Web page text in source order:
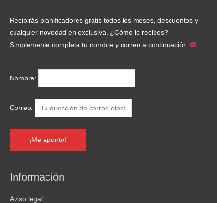
Recibirás planificadores gratis todos los meses, descuentos y
cualquier novedad en exclusiva. ¿Cómo lo recibes?
Simplemente completa tu nombre y correo a continuación
Nombre:
Correo:
Información
Aviso legal